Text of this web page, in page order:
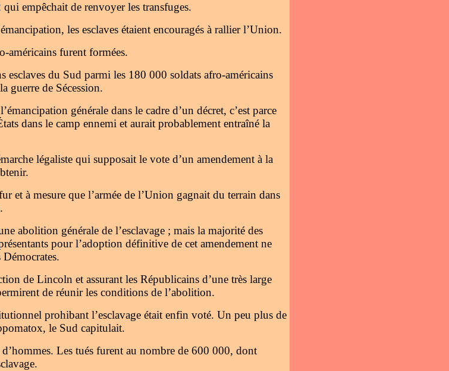
empêchait de renvoyer les transfuges.
les esclaves étaient encouragés à rallier l’Union.
américains furent formées.
esclaves du Sud parmi les 180 000 soldats afro-américains
guerre de Sécession.
générale dans le cadre d’un décret, c’est parce
dans le camp ennemi et aurait probablement entraîné la
légaliste qui supposait le vote d’un amendement à la
et à mesure que l’armée de l’Union gagnait du terrain dans
abolition générale de l’esclavage ; mais la majorité des
pour l’adoption définitive de cet amendement ne
de Lincoln et assurant les Républicains d’une très large
de réunir les conditions de l’abolition.
prohibant l’esclavage était enfin voté. Un peu plus de
le Sud capitulait.
Les tués furent au nombre de 600 000, dont